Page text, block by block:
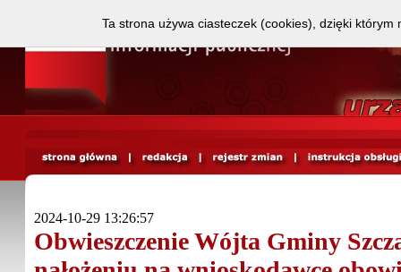
2024-10-29 13:26:57
Obwieszczenie Wójta Gminy
Ta strona używa ciasteczek (cookies), dzięki którym